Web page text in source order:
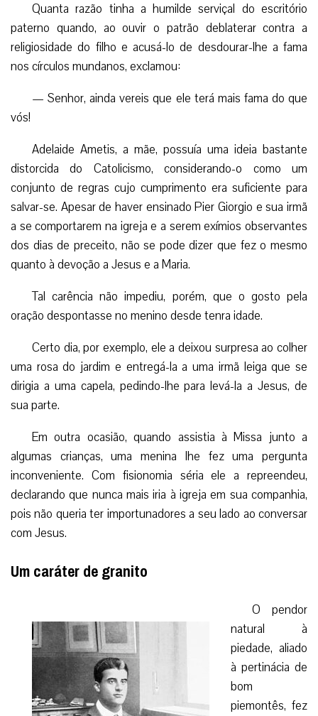
Quanta razão tinha a humilde serviçal do escritório
paterno quando, ao ouvir o patrão deblaterar contra a
religiosidade do filho e acusá-lo de desdourar-lhe a fama
nos círculos mundanos, exclamou:
— Senhor, ainda vereis que ele terá mais fama do que
vós!
Adelaide Ametis, a mãe, possuía uma ideia bastante
distorcida do Catolicismo, considerando-o como um
conjunto de regras cujo cumprimento era suficiente para
salvar-se. Apesar de haver ensinado Pier Giorgio e sua irmã
a se comportarem na igreja e a serem exímios observantes
dos dias de preceito, não se pode dizer que fez o mesmo
quanto à devoção a Jesus e a Maria.
Tal carência não impediu, porém, que o gosto pela
oração despontasse no menino desde tenra idade.
Certo dia, por exemplo, ele a deixou surpresa ao colher
uma rosa do jardim e entregá-la a uma irmã leiga que se
dirigia a uma capela, pedindo-lhe para levá-la a Jesus, de
sua parte.
Em outra ocasião, quando assistia à Missa junto a
algumas crianças, uma menina lhe fez uma pergunta
inconveniente. Com fisionomia séria ele a repreendeu,
declarando que nunca mais iria à igreja em sua companhia,
pois não queria ter importunadores a seu lado ao conversar
com Jesus.
Um caráter de granito
O pendor
natural à
piedade, aliado
à pertinácia de
bom
piemontês, fez